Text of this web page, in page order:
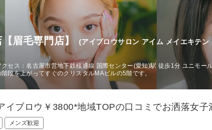
眉毛専門店】
(アイブロウサロン アイム メイエキテン
クセス：名古屋市営地下鉄桜通線 国際センター(愛知)駅 徒歩1分 ユニモー
階段を上がってすぐのクリスタルMAビルの5階です。
イブロウ￥3800*地域TOPの口コミでお洒落女
メンズ歓迎